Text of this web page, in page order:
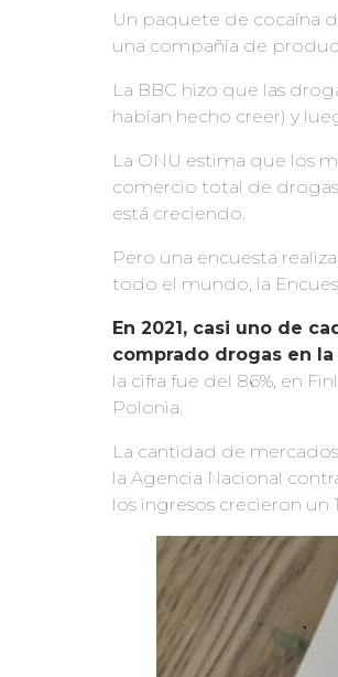
Un paquete de cocaína
una compañía de
La BBC hizo que las
habían hecho creer) y
La ONU estima que los
comercio total de drogas
está creciendo.
Pero una encuesta
todo el mundo, la
En 2021, casi uno de
comprado drogas en
la cifra fue del 86%, en
Polonia.
La cantidad de
la Agencia Nacional
los ingresos crecieron un